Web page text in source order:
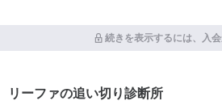
続きを表示するには、入
リーファの追い切り診断所